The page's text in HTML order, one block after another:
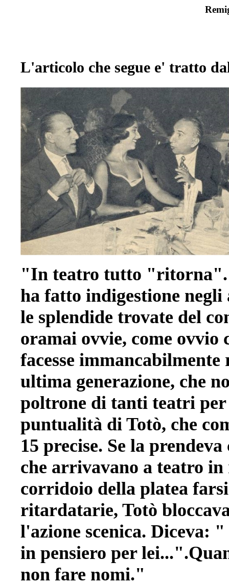
L'articolo che segue e' tratto
"In teatro tutto "ritorna".
ha fatto indigestione
le splendide trovate del
oramai ovvie, come ovvio
facesse
ultima generazione, che
poltrone di tanti teatri
puntualità di Totò, che
15 precise. Se la
che arrivavano a teatro
corridoio della platea
ritardatarie, Totò
l'azione scenica. Diceva:
in pensiero per
non fare nomi."